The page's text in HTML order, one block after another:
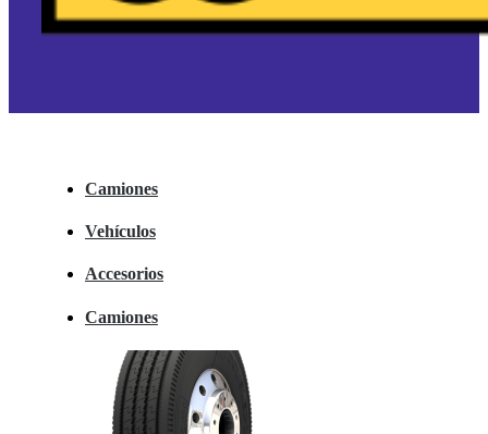
Camiones
Vehículos
Accesorios
Camiones